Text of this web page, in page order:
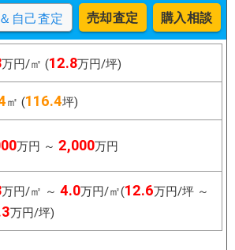
自己査定 売却査定 購入相談
万円/㎡ (12.8万円/坪)
㎡ (116.4坪)
万円 ～ 2,000万円
万円/㎡ ～ 4.0万円/㎡(12.6万円/坪 ～
万円/坪)